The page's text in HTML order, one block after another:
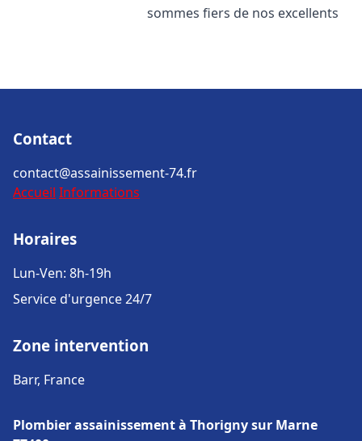
sommes fiers de nos excellents
Contact
contact@assainissement-74.fr
Accueil Informations
Horaires
Lun-Ven: 8h-19h
Service d'urgence 24/7
Zone intervention
Barr, France
Plombier assainissement à Thorigny sur Marne